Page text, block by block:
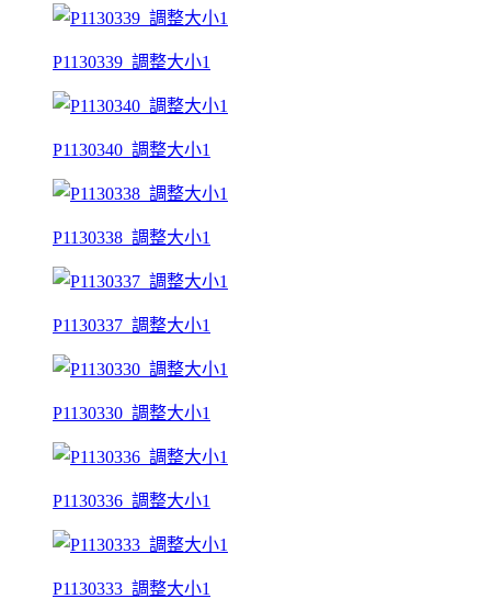
P1130339_調整大小1
P1130340_調整大小1
P1130338_調整大小1
P1130337_調整大小1
P1130330_調整大小1
P1130336_調整大小1
P1130333_調整大小1